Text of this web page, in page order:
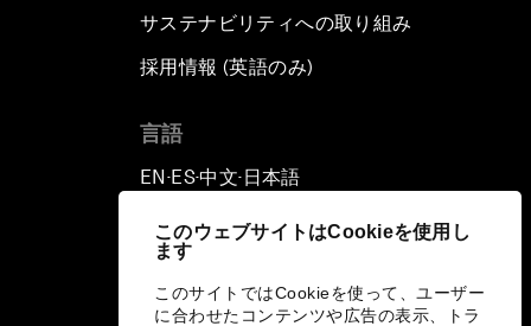
このウェブサイトはCookieを使用し
ます
このサイトではCookieを使って、ユーザー
に合わせたコンテンツや広告の表示、トラ
サステナビリティへの取り組み
採用情報 (英語のみ)
言語
EN ▪ ES▪中文▪ 日本語